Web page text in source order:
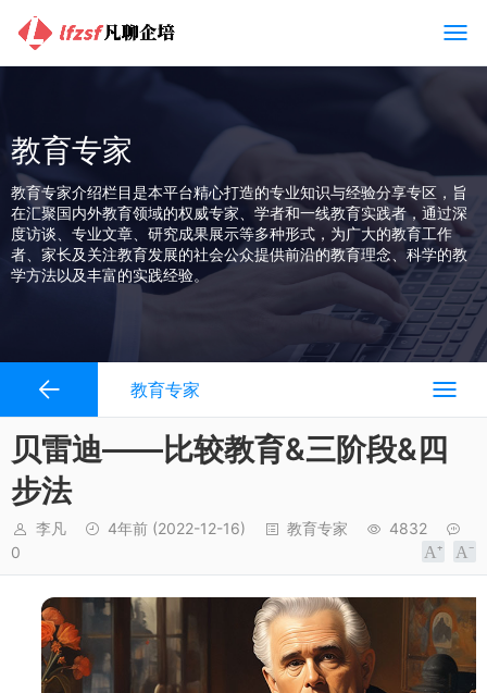
教育专家
教育专家介绍栏目是本平台精心打造的专业知识与经验分享专区，旨
在汇聚国内外教育领域的权威专家、学者和一线教育实践者，通过深
度访谈、专业文章、研究成果展示等多种形式，为广大的教育工作
者、家长及关注教育发展的社会公众提供前沿的教育理念、科学的教
学方法以及丰富的实践经验。
教育专家
贝雷迪——比较教育&三阶段&四
步法
李凡 4年前 (2022-12-16) 教育专家
4832
0